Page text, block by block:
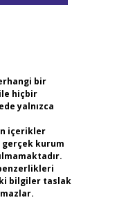
bir
hiçbir
yalnızca
içerikler
kurum
bilgiler taslak